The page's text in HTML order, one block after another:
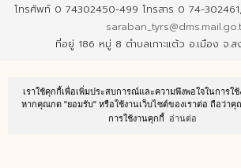
เราใช้คุกกี้เพื่อเพิ่มประสบการณ์และความพึงพอใจในการใช้
หากคุณกด "ยอมรับ" หรือใช้งานเว็บไซต์ของเราต่อ ถือว่า
การใช้งานคุกกี้
อ่านต่อ
โทรศัพท์ 0 74302450-499 โทรสาร 0 74-
ที่อยู่ 186 หมู่ 8 ตำบลเกาะแต้ว อ.เมือง จ.